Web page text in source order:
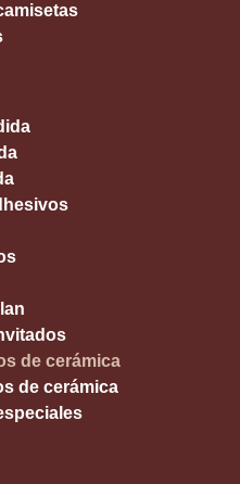
de cerámica
de cerámica